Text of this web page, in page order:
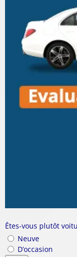
Êtes-vous plutôt
Neuve
D’occasion